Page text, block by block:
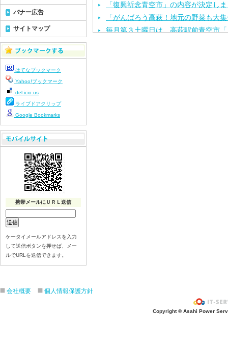
「復興祈念青空市」の内容が決定し
「がんばろう高萩！地元の野菜も大
毎月第３土曜日は、高萩駅前青空市
バナー広告
サイトマップ
はてなブックマーク
Yahoo!ブックマーク
del.icio.us
ライブドアクリップ
Google Bookmarks
携帯メールにＵＲＬ送信
ケータイメールアドレスを入力
して送信ボタンを押せば、メー
ルでURLを送信できます。
会社概要 個人情報保護方針
Copyright © Asahi Power